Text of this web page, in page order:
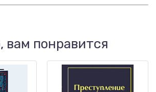
вам понравится